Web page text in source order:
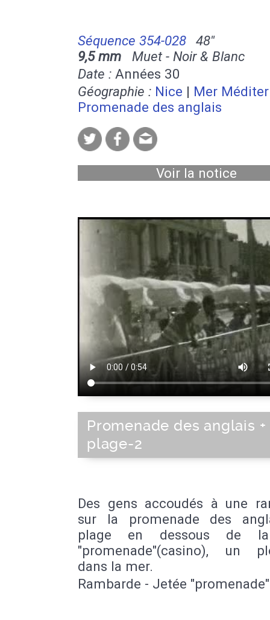
Séquence 354-028
48''
9,5 mm Muet - Noir & Blanc
Date : Années 30
Géographie : Nice | Mer
Promenade des anglais
Voir la notice
Promenade des anglais +
plage-2
Des gens accoudés à une
sur la promenade des
plage en dessous de
"promenade"(casino), un
dans la mer.
Rambarde - Jetée